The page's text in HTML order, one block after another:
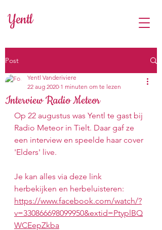
Yentl
Post
Interview Radio Meteor
Yentl Vanderiviere
22 aug 2020 1 minuten om te lezen
Op 22 augustus was Yentl te gast bij
Radio Meteor in Tielt. Daar gaf ze
een interview en speelde haar cover
'Elders' live.
Je kan alles via deze link
herbekijken en herbeluisteren:
https://www.facebook.com/watch/?
v=330866698099950&extid=PtyplBQ
WCEepZkba